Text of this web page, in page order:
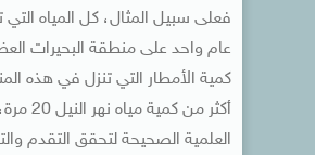
العلمية الصحيحة لتحقق التقدم